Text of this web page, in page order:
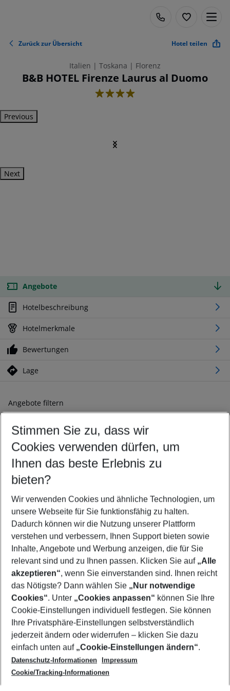
Zurück zur Übersicht Hotel teilen
Italien | Toskana | Florenz
B&B HOTEL Firenze Laurus al Duomo
4
Previous
Next
Angebote
Hotelbeschreibung
Hotelmerkmale
Bewertungen
Lage
Angebote filtern
Ändern Sie Ihre Kriterien nach Ihren Wünschen
Abflughafen wählen
Beliebiger Abflughafen
Reisezeitraum wählen
08.08.26– 06.08.27 5-8 Nächte
2 Erwachsene Keine Kinder
Mehr Filter anzeigen
Footer
Footer navigation
Über uns
AGB
Cookie-Einstellungen ändern
Cookie-Richtlinie
Datenschutz
Service & Hilfe
Barrierefreies Reisen
Check-in
Folgen Sie uns
Stimmen Sie zu, dass wir
Cookies verwenden dürfen, um
Ihnen das beste Erlebnis zu
bieten?
Wir verwenden Cookies und ähnliche Technologien, um
unsere Webseite für Sie funktionsfähig zu halten.
Dadurch können wir die Nutzung unserer Plattform
verstehen und verbessern, Ihnen Support bieten sowie
Inhalte, Angebote und Werbung anzeigen, die für Sie
relevant sind und zu Ihnen passen. Klicken Sie auf „Alle
akzeptieren“, wenn Sie einverstanden sind. Ihnen reicht
das Nötigste? Dann wählen Sie „Nur notwendige
Cookies“. Unter „Cookies anpassen“ können Sie Ihre
Cookie-Einstellungen individuell festlegen. Sie können
Ihre Privatsphäre-Einstellungen selbstverständlich
jederzeit ändern oder widerrufen – klicken Sie dazu
einfach unten auf „Cookie-Einstellungen ändern“.
Datenschutz-Informationen
Impressum
Cookie/Tracking-Informationen